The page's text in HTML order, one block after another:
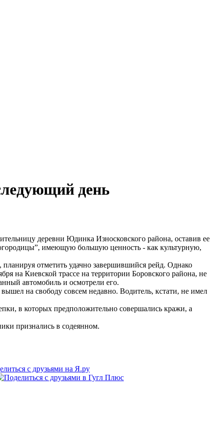
день
деревни Юдинка Износковского района, оставив ее
имеющую большую ценность - как культурную,
отметить удачно завершившийся рейд. Однако
на Киевской трассе на территории Боровского района, не
автомобиль и осмотрели его.
на свободу совсем недавно. Водитель, кстати, не имел
в которых предположительно совершались кражи, а
признались в содеянном.